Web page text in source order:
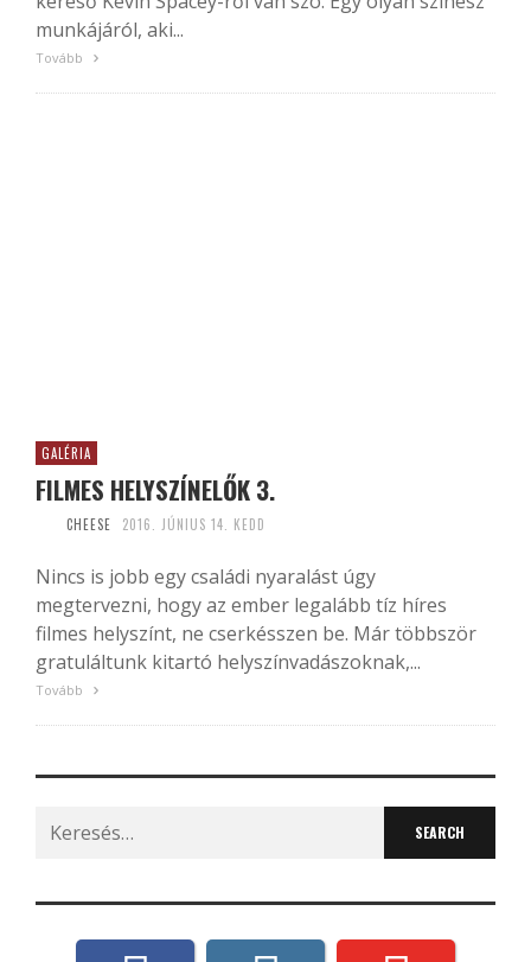
munkájáról, aki...
Tovább
GALÉRIA
FILMES HELYSZÍNELŐK 3.
CHEESE 2016. JÚNIUS 14. KEDD
Nincs is jobb egy családi nyaralást úgy
megtervezni, hogy az ember legalább tíz híres
filmes helyszínt, ne cserkésszen be. Már többször
gratuláltunk kitartó helyszínvadászoknak,...
Tovább
Search
for: